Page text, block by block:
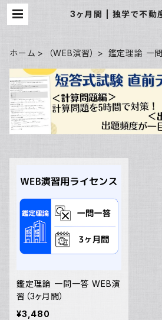
3ヶ月間 | 独学で不動
ホーム （WEB演習） 鑑定理論 一
鑑定理論 一問一答 WEB演
習（3ヶ月間）
¥3,480